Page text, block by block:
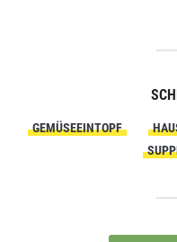
GEMÜSEEINTOPF